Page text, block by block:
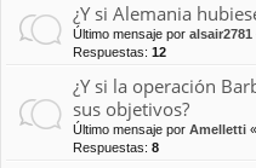
¿Y si Alemania
Último mensaje por alsair2781
Respuestas: 12
¿Y si la operación
sus objetivos?
Último mensaje por Amelletti «
Respuestas: 8